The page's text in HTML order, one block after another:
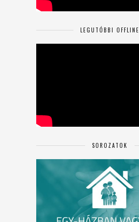
LEGUTÓBBI OFFLINE
SOROZATOK